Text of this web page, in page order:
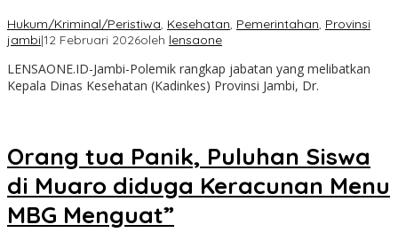
Hukum/Kriminal/Peristiwa Kesehatan Pemerintahan Provinsi
jambi|12 Februari 2026oleh lensaone
LENSAONE.ID-Jambi-Polemik rangkap jabatan yang melibatkan
Kepala Dinas Kesehatan (Kadinkes) Provinsi Jambi, Dr.
Orang tua Panik, Puluhan Siswa
di Muaro diduga Keracunan Menu
MBG Menguat”